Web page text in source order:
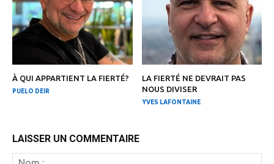
À QUI APPARTIENT LA FIERTÉ?
PUELO DEIR
LA FIERTÉ NE DEVRAIT PAS
NOUS DIVISER
YVES LAFONTAINE
LAISSER UN COMMENTAIRE